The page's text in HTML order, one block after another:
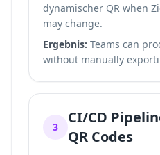
dynamischer QR when
may change.
Ergebnis: Teams can
without manually
3
CI/CD
QR Codes